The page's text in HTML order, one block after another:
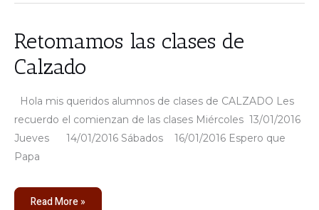
Retomamos las clases de
Calzado
Hola mis queridos alumnos de clases de CALZADO Les
recuerdo el comienzan de las clases Miércoles 13/01/2016
Jueves 14/01/2016 Sábados 16/01/2016 Espero que
Papa
Retomamos
las
clases
de
Calzado
Read More »